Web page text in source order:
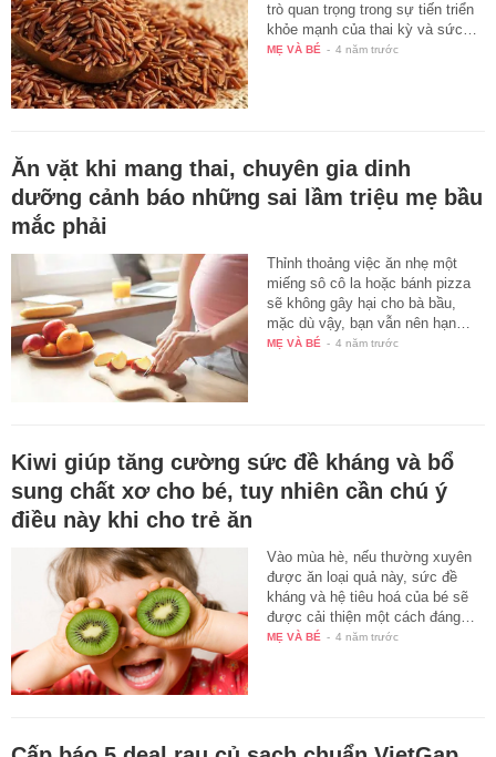
trò quan trọng trong sự tiến triển
khỏe mạnh của thai kỳ và sức…
MẸ VÀ BÉ - 4 năm trước
Ăn vặt khi mang thai, chuyên gia dinh
dưỡng cảnh báo những sai lầm triệu mẹ bầu
mắc phải
Thỉnh thoảng việc ăn nhẹ một
miếng sô cô la hoặc bánh pizza
sẽ không gây hại cho bà bầu,
mặc dù vậy, bạn vẫn nên hạn…
MẸ VÀ BÉ - 4 năm trước
Kiwi giúp tăng cường sức đề kháng và bổ
sung chất xơ cho bé, tuy nhiên cần chú ý
điều này khi cho trẻ ăn
Vào mùa hè, nếu thường xuyên
được ăn loại quả này, sức đề
kháng và hệ tiêu hoá của bé sẽ
được cải thiện một cách đáng…
MẸ VÀ BÉ - 4 năm trước